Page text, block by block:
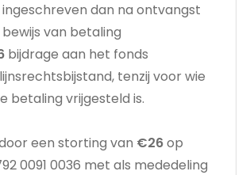
dan na ontvangst
van betaling
bijdrage aan het fonds
tenzij voor wie
betaling vrijgesteld is.
een storting van €26op
0091 0036 met als mededeling